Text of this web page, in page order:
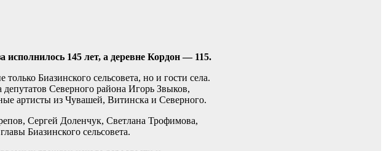
145 лет, а деревне Кордон — 115.
Биазинского сельсовета, но и гости села.
Северного района Игорь Звыков,
артисты из Чувашей, Витинска и Северного.
Сергей Доленчук, Светлана Трофимова,
Биазинского сельсовета.